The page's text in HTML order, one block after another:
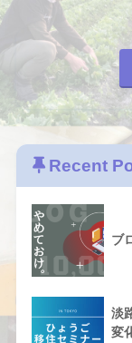
Recent
ブ
淡
変